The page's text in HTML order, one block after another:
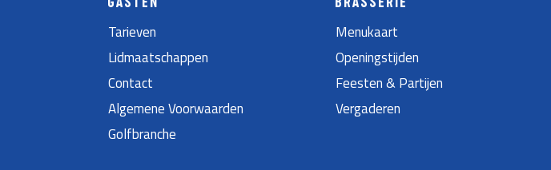
Tarieven
Lidmaatschappen
Contact
Algemene Voorwaarden
Golfbranche
Menukaart
Openingstijden
Feesten & Partijen
Vergaderen